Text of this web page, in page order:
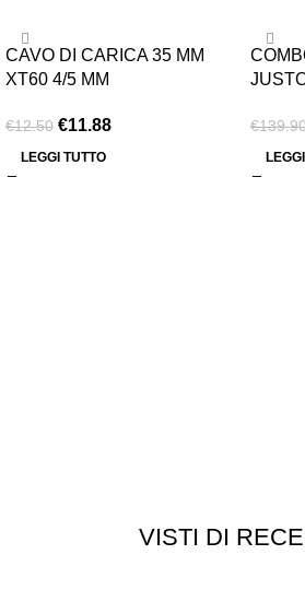
-5%
ESAURITO
CAVO DI CARICA 35 MM
XT60 4/5 MM
€12.50 €11.88
LEGGI TUTTO
-6%
€
VISTI DI